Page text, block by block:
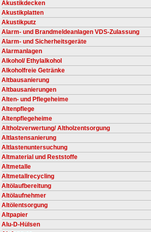
Akustikdecken
Akustikplatten
Akustikputz
Alarm- und Brandmeldeanlagen VDS-Zulassung
Alarm- und Sicherheitsgeräte
Alarmanlagen
Alkohol/ Ethylalkohol
Alkoholfreie Getränke
Altbausanierung
Altbausanierungen
Alten- und Pflegeheime
Altenpflege
Altenpflegeheime
Altholzverwertung/ Altholzentsorgung
Altlastensanierung
Altlastenuntersuchung
Altmaterial und Reststoffe
Altmetalle
Altmetallrecycling
Altölaufbereitung
Altölaufnehmer
Altölentsorgung
Altpapier
Alu-D-Hülsen